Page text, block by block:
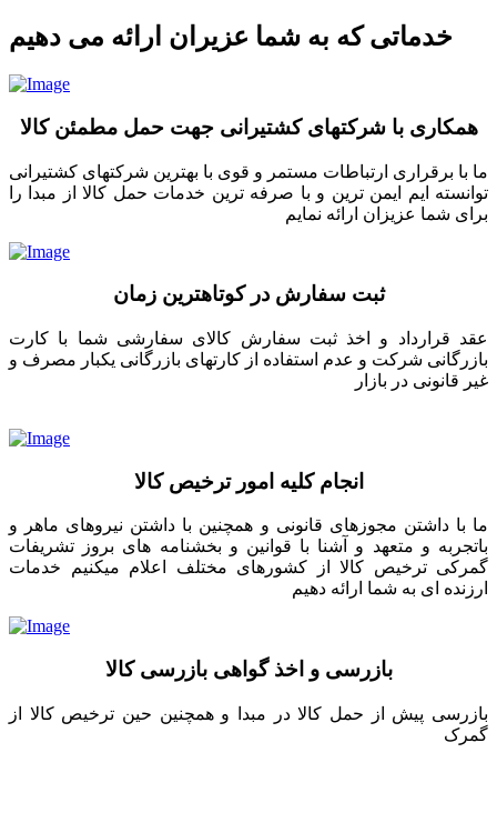
خدماتی که به شما عزیران ارائه می دهیم
همکاری با شرکتهای کشتیرانی جهت حمل مطمئن کالا
ما با برقراری ارتباطات مستمر و قوی با بهترین شرکتهای کشتیرانی
توانسته ایم ایمن ترین و با صرفه ترین خدمات حمل کالا از مبدا را
برای شما عزیزان ارائه نمایم
ثبت سفارش در کوتاهترین زمان
عقد قرارداد و اخذ ثبت سفارش کالای سفارشی شما با کارت
بازرگانی شرکت و عدم استفاده از کارتهای بازرگانی یکبار مصرف و
غیر قانونی در بازار
انجام کلیه امور ترخیص کالا
ما با داشتن مجوزهای قانونی و همچنین با داشتن نیروهای ماهر و
باتجربه و متعهد و آشنا با قوانین و بخشنامه های بروز تشریفات
گمرکی ترخیص کالا از کشورهای مختلف اعلام میکنیم خدمات
ارزنده ای به شما ارائه دهیم
بازرسی و اخذ گواهی بازرسی کالا
بازرسی پیش از حمل کالا در مبدا و همچنین حین ترخیص کالا از
گمرک